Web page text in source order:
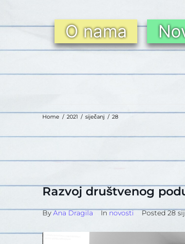
O nama
Home / 2021 / siječanj / 28
Razvoj društvenog
ByAna Dragila Innovosti Posted28